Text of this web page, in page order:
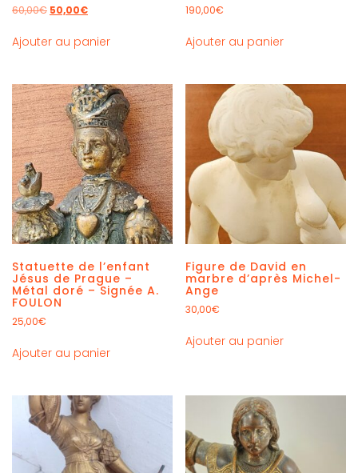
60,00€ 50,00€
Ajouter au panier
190,00€
Ajouter au panier
Statuette de l’enfant
Jésus de Prague –
Métal doré – Signée A.
FOULON
25,00€
Ajouter au panier
Figure de David en
marbre d’après Michel-
Ange
30,00€
Ajouter au panier